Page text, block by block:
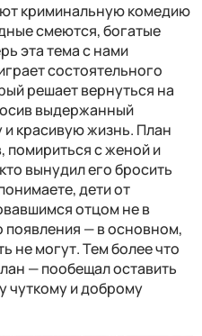
криминальную комедию
смеются, богатые
эта тема с нами
состоятельного
решает вернуться на
выдержанный
красивую жизнь. План
помириться с женой и
вынудил его бросить
дети от
отцом не в
появления — в основном,
не могут. Тем более что
— пообещал оставить
чуткому и доброму